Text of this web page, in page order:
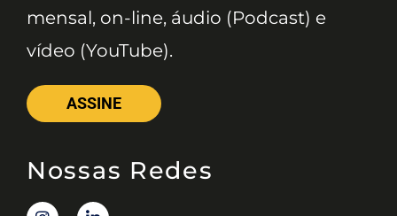
mensal, on-line, áudio (Podcast) e
vídeo (YouTube).
ASSINE
Nossas Redes